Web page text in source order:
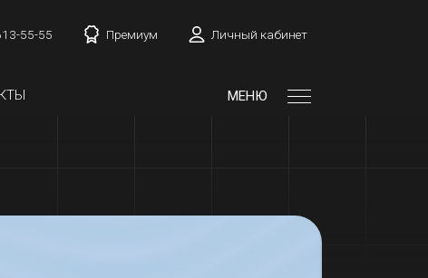
55-55 Премиум Личный кабинет
МЕНЮ